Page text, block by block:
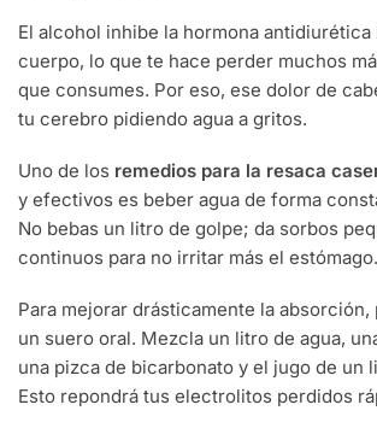
El alcohol inhibe la hormona antidiurética
cuerpo, lo que te hace perder muchos
que consumes. Por eso, ese dolor de
tu cerebro pidiendo agua a gritos.
Uno de los remedios para la resaca
y efectivos es beber agua de forma
No bebas un litro de golpe; da sorbos
continuos para no irritar más el estómago.
Para mejorar drásticamente la
un suero oral. Mezcla un litro de agua,
una pizca de bicarbonato y el jugo de un
Esto repondrá tus electrolitos perdidos